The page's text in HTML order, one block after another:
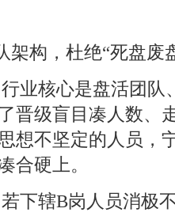
架构，杜绝“死盘废
业核心是盘活团队
晋级盲目凑人数、
想不坚定的人员，
合硬上。
下辖B岗人员消极